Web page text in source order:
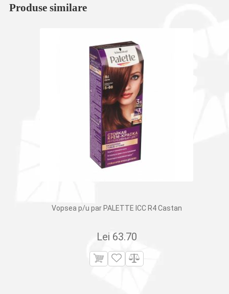
Produse similare
Vopsea p/u par PALETTE ICC R4 Castan
Lei 63.70